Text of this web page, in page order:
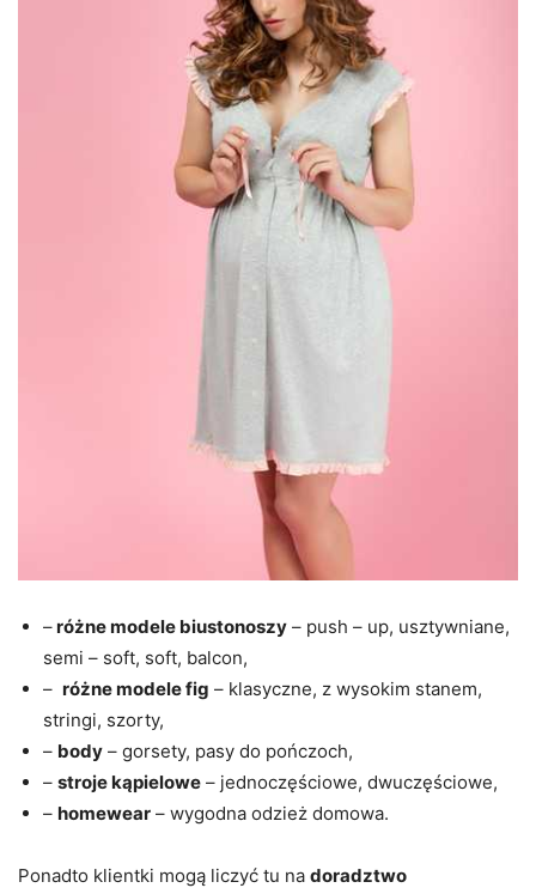
–różne modele biustonoszy – push – up, usztywniane,
semi – soft, soft, balcon,
– różne modele fig – klasyczne, z wysokim stanem,
stringi, szorty,
– body – gorsety, pasy do pończoch,
– stroje kąpielowe – jednoczęściowe, dwuczęściowe,
– homewear – wygodna odzież domowa.
Ponadto klientki mogą liczyć tu na doradztwo